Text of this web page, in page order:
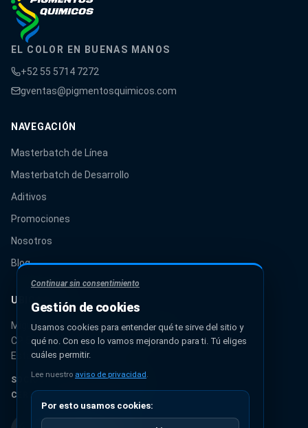
EL COLOR EN BUENAS MANOS
+52 55 5714 7272
gventas@pigmentosquimicos.com
NAVEGACIÓN
Masterbatch de Línea
Masterbatch de Desarrollo
Aditivos
Promociones
Nosotros
Blog
UBICACIÓN
Miguel Hidalgo 131, Urbana Ixhuatepec
CP 55349, Ecatepec de Morelos
Estado de México, México
SOCIO AUTORIZADO PANTONE®
CERTIFICACIÓN ISO 9001:2015
Continuar sin consentimiento
Gestión de cookies
Usamos cookies para entender qué te sirve del sitio y
qué no. Con eso lo vamos mejorando para ti. Tú eliges
cuáles permitir.
Lee nuestro aviso de privacidad.
Por esto usamos cookies: